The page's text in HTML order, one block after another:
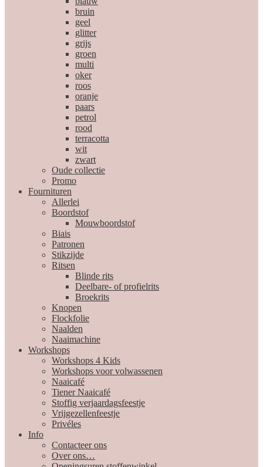
bruin
geel
glitter
grijs
groen
multi
oker
roos
oranje
paars
petrol
rood
terracotta
wit
zwart
Oude collectie
Promo
Fournituren
Allerlei
Boordstof
Mouwboordstof
Biais
Patronen
Stikzijde
Ritsen
Blinde rits
Deelbare- of profielrits
Broekrits
Knopen
Flockfolie
Naalden
Naaimachine
Workshops
Workshops 4 Kids
Workshops voor volwassenen
Naaicafé
Tiener Naaicafé
Stoffig verjaardagsfeestje
Vrijgezellenfeestje
Privéles
Info
Contacteer ons
Over ons…